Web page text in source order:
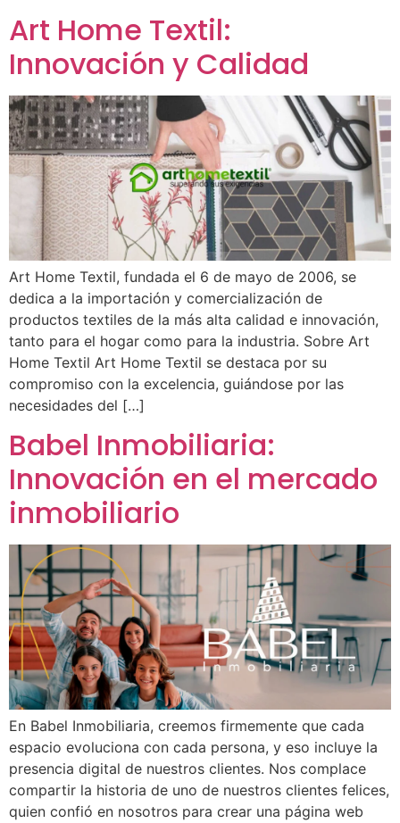
Art Home Textil:
Innovación y Calidad
Art Home Textil, fundada el 6 de mayo de 2006, se
dedica a la importación y comercialización de
productos textiles de la más alta calidad e innovación,
tanto para el hogar como para la industria. Sobre Art
Home Textil Art Home Textil se destaca por su
compromiso con la excelencia, guiándose por las
necesidades del […]
Babel Inmobiliaria:
Innovación en el mercado
inmobiliario
En Babel Inmobiliaria, creemos firmemente que cada
espacio evoluciona con cada persona, y eso incluye la
presencia digital de nuestros clientes. Nos complace
compartir la historia de uno de nuestros clientes felices,
quien confió en nosotros para crear una página web